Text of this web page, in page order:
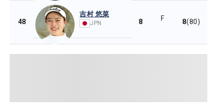
48
吉村 悠菜
JPN 8 F 8(80)